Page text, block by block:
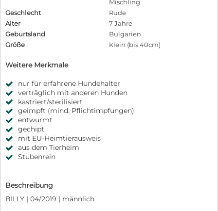
Mischling
Geschlecht
Rüde
Alter
7 Jahre
Geburtsland
Bulgarien
Größe
Klein (bis 40cm)
Weitere Merkmale
nur für erfahrene Hundehalter
verträglich mit anderen Hunden
kastriert/sterilisiert
geimpft (mind. Pflichtimpfungen)
entwurmt
gechipt
mit EU-Heimtierausweis
aus dem Tierheim
Stubenrein
Beschreibung
BILLY | 04/2019 | männlich